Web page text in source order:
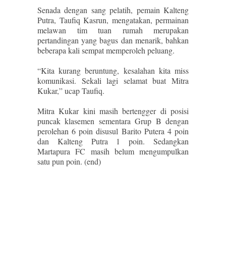
Senada dengan sang pelatih, pemain Kalteng
Putra, Taufiq Kasrun, mengatakan, permainan
melawan tim tuan rumah merupakan
pertandingan yang bagus dan menarik, bahkan
beberapa kali sempat memperoleh peluang.
“Kita kurang beruntung, kesalahan kita miss
komunikasi. Sekali lagi selamat buat Mitra
Kukar,” ucap Taufiq.
Mitra Kukar kini masih bertengger di posisi
puncak klasemen sementara Grup B dengan
perolehan 6 poin disusul Barito Putera 4 poin
dan Kalteng Putra 1 poin. Sedangkan
Martapura FC masih belum mengumpulkan
satu pun poin. (end)